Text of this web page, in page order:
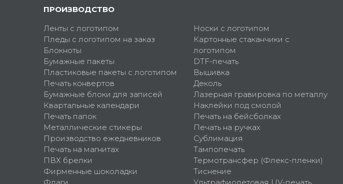
ПРОИЗВОДСТВО
Ленты с логотипом
Пледы с логотипом на заказ
Блокноты
Бумажные пакеты
Пластиковые пакеты с логотипом
Печать конвертов
Бумажные блоки для записей
Квартальные календари
Печать папок
Металлические стикеры
Производство ежедневников
Печать на магнитах
ПВХ брелки
Фирменные шоколадки
Носки с логотипом
Картонные стаканчики с
логотипом
DTF-печать
Вышивка
Деколь
Лазерная гравировка по металлу
Наклейки под смолой
Печать на бейсболках
Печать на ручках
Сублимация
Тампопечать
Термотрансфер (Флекс-пленки)
Тиснение